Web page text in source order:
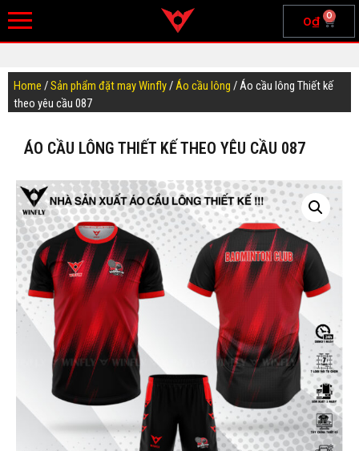
0₫ 0
Home /Sản phẩm đặt may Winfly/Áo cầu lông / Áo cầu lông Thiết kế
theo yêu cầu 087
ÁO CẦU LÔNG THIẾT KẾ THEO YÊU CẦU 087